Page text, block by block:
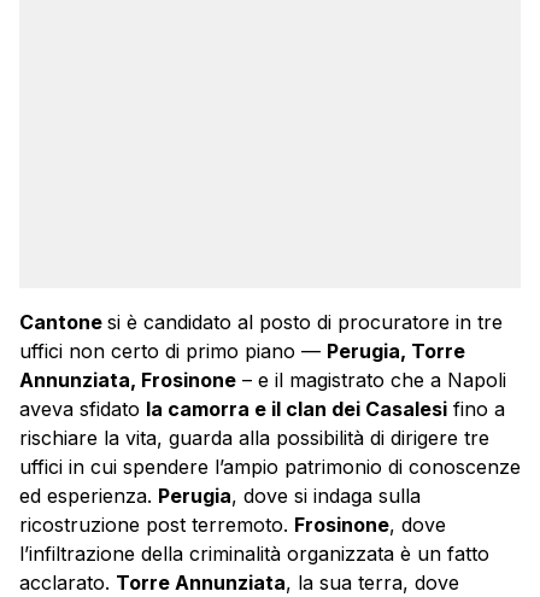
Cantone si è candidato al posto di procuratore in tre
uffici non certo di primo piano — Perugia, Torre
Annunziata, Frosinone – e il magistrato che a Napoli
aveva sfidato la camorra e il clan dei Casalesi fino a
rischiare la vita, guarda alla possibilità di dirigere tre
uffici in cui spendere l’ampio patrimonio di conoscenze
ed esperienza. Perugia, dove si indaga sulla
ricostruzione post terremoto. Frosinone, dove
l’infiltrazione della criminalità organizzata è un fatto
acclarato. Torre Annunziata, la sua terra, dove